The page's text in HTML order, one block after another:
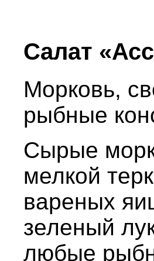
Салат
Морковь,
рыбные
Сырые
мелкой
вареных
зеленый
любые